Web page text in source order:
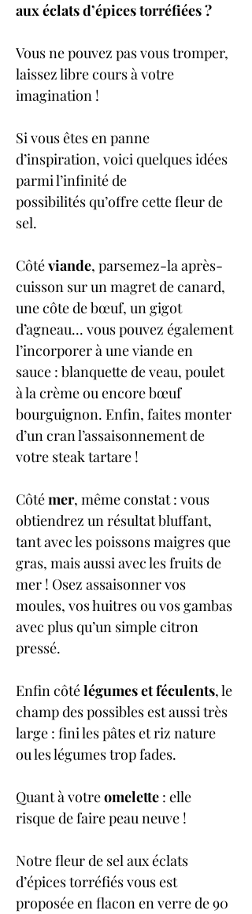
aux éclats d’épices torréfiées ?
Vous ne pouvez pas vous tromper,
laissez libre cours à votre
imagination !
Si vous êtes en panne
d’inspiration, voici quelques idées
parmi l’infinité de
possibilités qu’offre cette fleur de
sel.
Côté viande, parsemez-la après-
cuisson sur un magret de canard,
une côte de bœuf, un gigot
d’agneau... vous pouvez également
l’incorporer à une viande en
sauce : blanquette de veau, poulet
à la crème ou encore bœuf
bourguignon. Enfin, faites monter
d’un cran l’assaisonnement de
votre steak tartare !
Côté mer, même constat : vous
obtiendrez un résultat bluffant,
tant avec les poissons maigres que
gras, mais aussi avec les fruits de
mer ! Osez assaisonner vos
moules, vos huitres ou vos gambas
avec plus qu’un simple citron
pressé.
Enfin côté légumes et féculents, le
champ des possibles est aussi très
large : fini les pâtes et riz nature
ou les légumes trop fades.
Quant à votre omelette : elle
risque de faire peau neuve !
Notre fleur de sel aux éclats
d’épices torréfiés vous est
proposée en flacon en verre de 90